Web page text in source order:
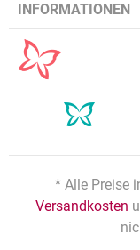
INFORMATIONEN
* Alle Preise
Versandkosten